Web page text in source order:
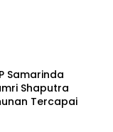
Samarinda
Shaputra
Tercapai